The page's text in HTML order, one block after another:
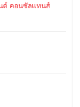
ด์ คอนซัลแทนส์